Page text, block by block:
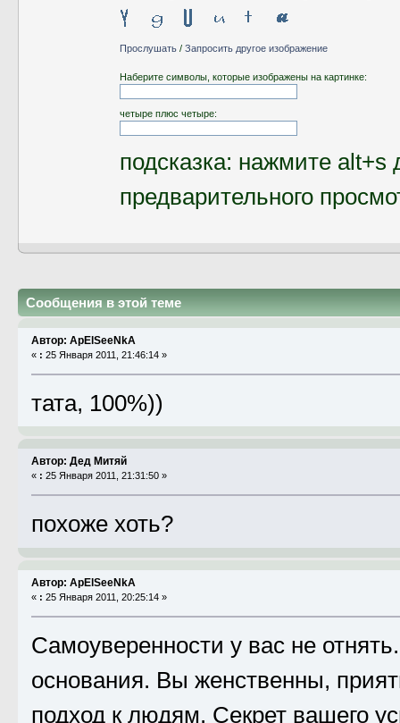
Прослушать/ Запросить другое изображение
Наберите символы, которые изображены на картинке:
четыре плюс четыре:
подсказка: нажмите alt+s
предварительного
Сообщения в этой теме
Автор: ApElSeeNkA
« : 25 Января 2011, 21:46:14 »
тата, 100%))
Автор: Дед Митяй
« : 25 Января 2011, 21:31:50 »
похоже хоть?
Автор: ApElSeeNkA
« : 25 Января 2011, 20:25:14 »
Самоуверенности у вас не
основания. Вы женственны,
подход к людям. Секрет вашего